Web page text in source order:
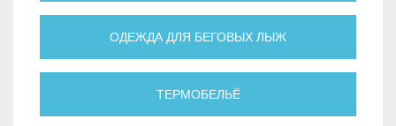
ОДЕЖДА ДЛЯ БЕГОВЫХ ЛЫЖ
ТЕРМОБЕЛЬЁ